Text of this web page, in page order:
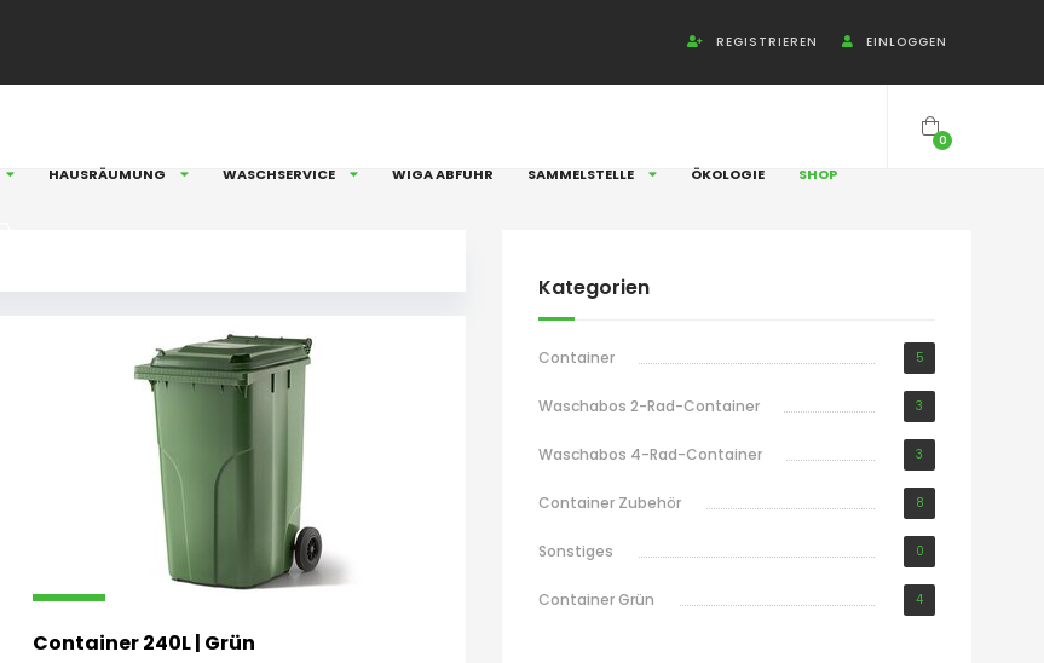
EINLOGGEN
REGISTRIEREN
0
HAUSRÄUMUNG WASCHSERVICE WIGA ABFUHR SAMMELSTELLE ÖKOLOGIE SHOP
Container 240L | Grün
Kategorien
Container 5
Waschabos 2-Rad-Container 3
Waschabos 4-Rad-Container 3
Container Zubehör 8
Sonstiges 0
Container Grün 4